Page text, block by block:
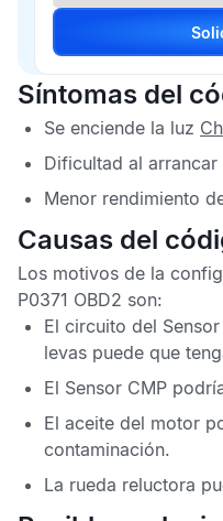
Síntomas del
Se enciende la luz
Dificultad al arrancar
Menor rendimiento
Causas del
Los motivos de la
P0371 OBD2 son:
El circuito del
levas puede que
El Sensor CMP
El aceite del motor
contaminación.
La rueda reluctora